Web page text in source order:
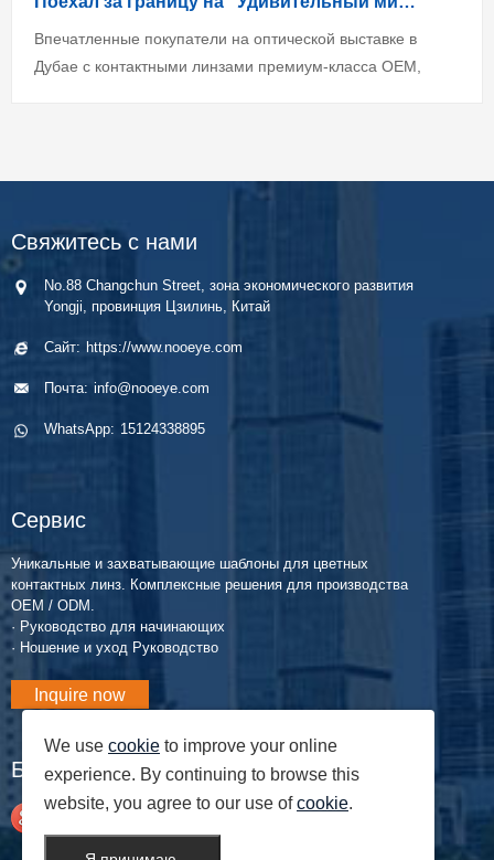
Впечатленные покупатели на оптической выставке в
Дубае с контактными линзами премиум-класса OEM,
Свяжитесь с нами
No.88 Changchun Street, зона экономического развития
Yongji, провинция Цзилинь, Китай
Сайт: https://www.nooeye.com
Почта: info@nooeye.com
WhatsApp: 15124338895
Сервис
Уникальные и захватывающие шаблоны для цветных
контактных линз. Комплексные решения для производства
OEM / ODM.
· Руководство для начинающих
· Ношение и уход Руководство
Inquire now
Блоги
We use cookie to improve your online
experience. By continuing to browse this
website, you agree to our use ofcookie.